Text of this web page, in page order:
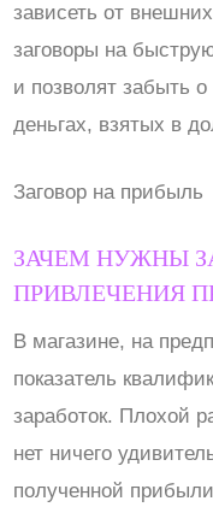
зависеть от
заговоры на
и позволят забыть
деньгах, взятых в
Заговор на прибыль
ЗАЧЕМ НУЖНЫ
ПРИВЛЕЧЕНИЯ
В магазине, на
показатель
заработок. Плохой
нет ничего
полученной